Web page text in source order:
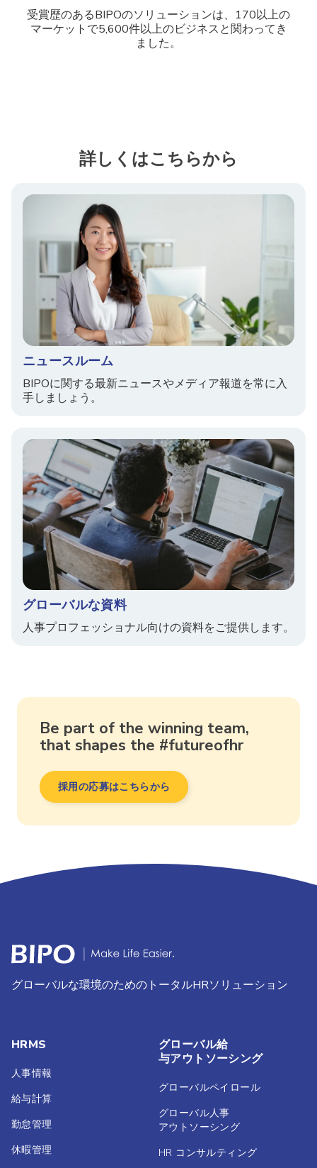
受賞歴のあるBIPOのソリューションは、170以上の
マーケットで5,600件以上のビジネスと関わってき
ました。
詳しくはこちらから
ニュースルーム
BIPOに関する最新ニュースやメディア報道を常に入
手しましょう。
グローバルな資料
人事プロフェッショナル向けの資料をご提供します。
Be part of the winning team,
that shapes the #futureofhr
採用の応募はこちらから
グローバルな環境のためのトータルHRソリューション
HRMS
人事情報
給与計算
勤怠管理
休暇管理
グローバル給
与アウトソーシング
グローバルペイロール
グローバル人事
アウトソーシング
HR コンサルティング